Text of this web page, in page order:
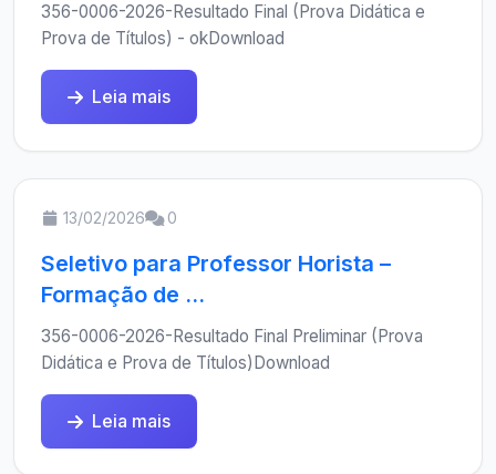
356-0006-2026-Resultado Final (Prova Didática e
Prova de Títulos) - okDownload
Leia mais
13/02/2026 0
Seletivo para Professor Horista –
Formação de ...
356-0006-2026-Resultado Final Preliminar (Prova
Didática e Prova de Títulos)Download
Leia mais